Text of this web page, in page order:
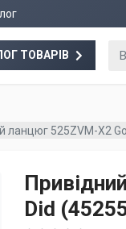
ТОВАРІВ
ланцюг 525ZVM-X2
Did